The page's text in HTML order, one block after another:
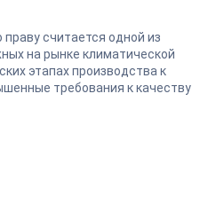
считается одной из
на рынке климатической
этапах производства к
требования к качеству